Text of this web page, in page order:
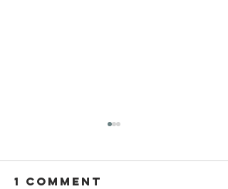
1 Comment